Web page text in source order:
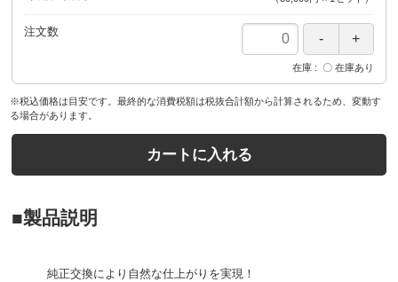
注文数
在庫 〇 在庫あり
※税込価格は目安です。最終的な消費税額は税抜合計額から計算されるため、変動す
る場合があります。
カートに入れる
■製品説明
純正交換により自然な仕上がりを実現！